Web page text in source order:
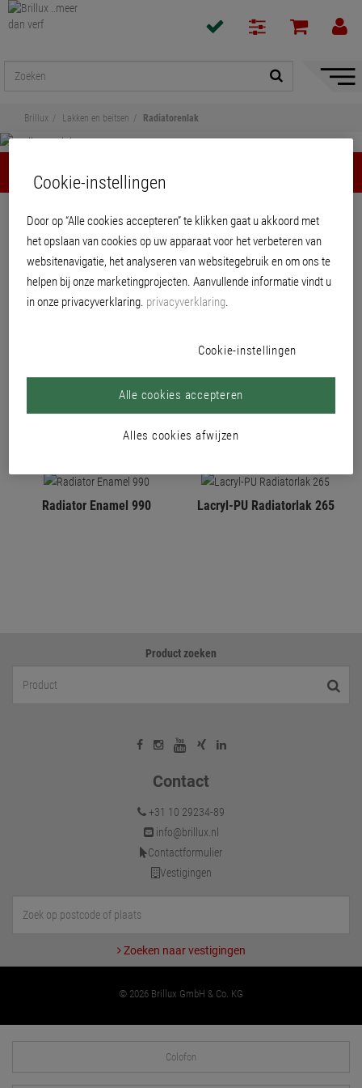
Brillux Lakken en beitsen Radiatorenlak
Radiatorenlak
Radiatorenlak
PRODUCTEN
Radiator Enamel 990 Lacryl-PU Radiatorlak 265
Product zoeken
Contact
+31 10 29234-89
info@brillux.nl
Contactformulier
Vestigingen
Zoeken naar vestigingen
© 2026 Brillux GmbH & Co. KG
Colofon
Cookie-instellingen
Door op “Alle cookies accepteren” te klikken gaat u akkoord met
het opslaan van cookies op uw apparaat voor het verbeteren van
websitenavigatie, het analyseren van websitegebruik en om ons te
helpen bij onze marketingprojecten. Aanvullende informatie vindt u
in onze privacyverklaring. privacyverklaring.
Cookie-instellingen
Alles cookies afwijzen
Alle cookies accepteren